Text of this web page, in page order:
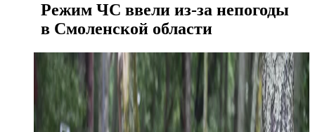
Режим ЧС ввели из-за непогоды
в Смоленской области